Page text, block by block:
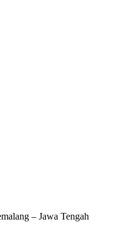
– Jawa Tengah